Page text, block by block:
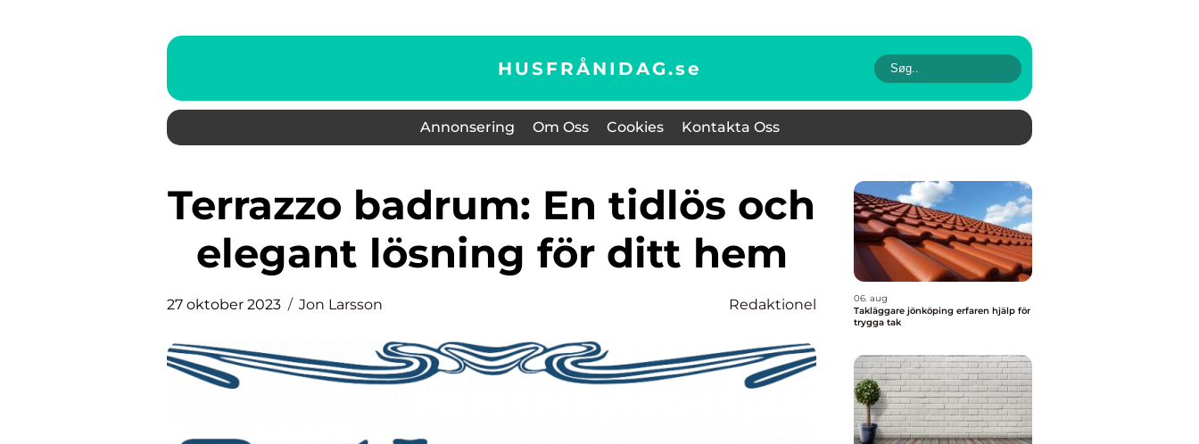
HUSFRÅNIDAG.se
Annonsering Om Oss Cookies Kontakta Oss
Terrazzo badrum: En tidlös och
elegant lösning för ditt hem
27 oktober 2023 Jon Larsson Redaktionel
06. aug
Takläggare jönköping erfaren hjälp för
trygga tak